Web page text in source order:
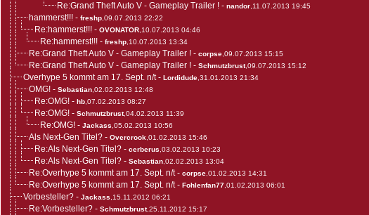
Re:Grand Theft Auto V - Gameplay Trailer ! - nandor ,11.07.2013 19:45
hammerst!!! - freshp ,09.07.2013 22:22
Re:hammerst!!! - OVONATOR ,10.07.2013 04:46
Re:hammerst!!! - freshp ,10.07.2013 13:34
Re:Grand Theft Auto V - Gameplay Trailer ! - corpse ,09.07.2013 15:15
Re:Grand Theft Auto V - Gameplay Trailer ! - Schmutzbrust,09.07.2013 15:12
Overhype 5 kommt am 17. Sept. n/t- Lordidude ,31.01.2013 21:34
OMG! - Sebastian ,02.02.2013 12:48
Re:OMG! - hb ,07.02.2013 08:27
Re:OMG! - Schmutzbrust,04.02.2013 11:39
Re:OMG! - Jackass ,05.02.2013 10:56
Als Next-Gen Titel? - Overcrook ,01.02.2013 15:46
Re:Als Next-Gen Titel? - cerberus ,03.02.2013 10:23
Re:Als Next-Gen Titel? - Sebastian ,02.02.2013 13:04
Re:Overhype 5 kommt am 17. Sept. n/t- corpse ,01.02.2013 14:31
Re:Overhype 5 kommt am 17. Sept. n/t- Fohlenfan77 ,01.02.2013 06:01
Vorbesteller? - Jackass ,15.11.2012 06:21
Re:Vorbesteller? - Schmutzbrust,25.11.2012 15:17